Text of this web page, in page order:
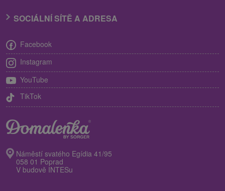
SOCIÁLNÍ SÍTĚ A ADRESA
Facebook
Instagram
YouTube
TikTok
Náměstí svatého Egídia 41/95
058 01 Poprad
V budově INTESu